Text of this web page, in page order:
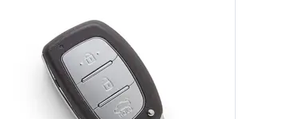
VOKSWAGEN, YAMAHA